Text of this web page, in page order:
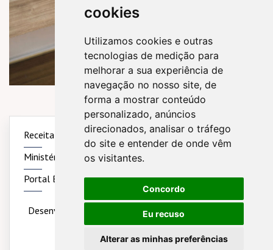
cookies
Utilizamos cookies e outras
tecnologias de medição para
melhorar a sua experiência de
navegação no nosso site, de
forma a mostrar conteúdo
personalizado, anúncios
direcionados, analisar o tráfego
do site e entender de onde vêm
os visitantes.
Concordo
Eu recuso
Alterar as minhas preferências
Receita Federal Simples Nacional
Sintegra
Ministério do Trabalho
Previdência Social
Portal Brasil
Desenvolvido por Sitecontabil2020 - 2026
direitos reservados